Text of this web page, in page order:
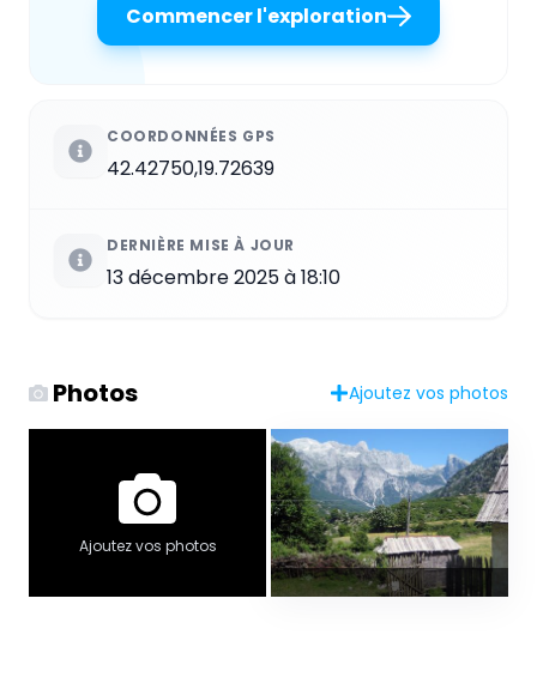
Commencer l'exploration
COORDONNÉES GPS
42.42750,19.72639
DERNIÈRE MISE À JOUR
13 décembre 2025 à 18:10
Photos Ajoutez vos photos
Ajoutez vos photos